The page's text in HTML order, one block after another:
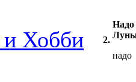
и Хобби 2.
Надо
надо